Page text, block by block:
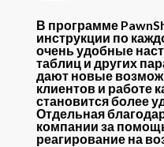
В программе
инструкции по
очень удобные
таблиц и других
дают новые
клиентов и работе
становится более
Отдельная
компании за
реагирование на